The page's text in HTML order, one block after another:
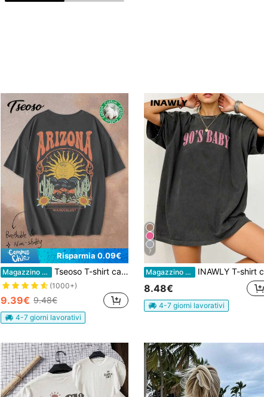
Risparmia 0.09€
Magazzino EU Tseoso T-shirt casual da donna a maniche corte con grafica minimalista e slogan floreale, adatta per l'estate
(1000+)
9.39€ 9.48€
4-7 giorni lavorativi
7
Magazzino EU INAWLY T-shirt casual estiva da donna con scollo a equipaggio, stampa a lettere e maniche a goccia
8.48€
4-7 giorni lavorativi